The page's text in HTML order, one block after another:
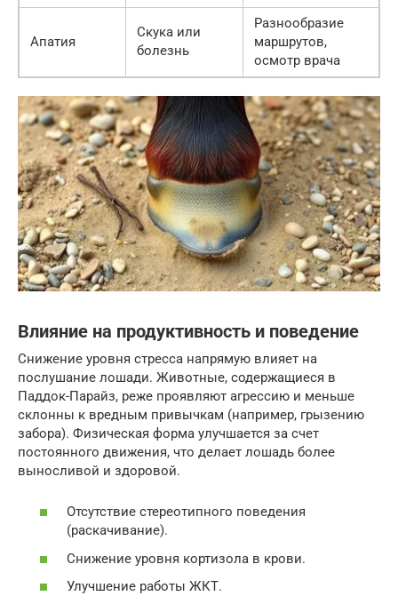
Апатия
Скука или
болезнь
Разнообразие
маршрутов,
осмотр врача
Влияние на продуктивность и поведение
Снижение уровня стресса напрямую влияет на
послушание лошади. Животные, содержащиеся в
Паддок-Парайз, реже проявляют агрессию и меньше
склонны к вредным привычкам (например, грызению
забора). Физическая форма улучшается за счет
постоянного движения, что делает лошадь более
выносливой и здоровой.
Отсутствие стереотипного поведения
(раскачивание).
Снижение уровня кортизола в крови.
Улучшение работы ЖКТ.